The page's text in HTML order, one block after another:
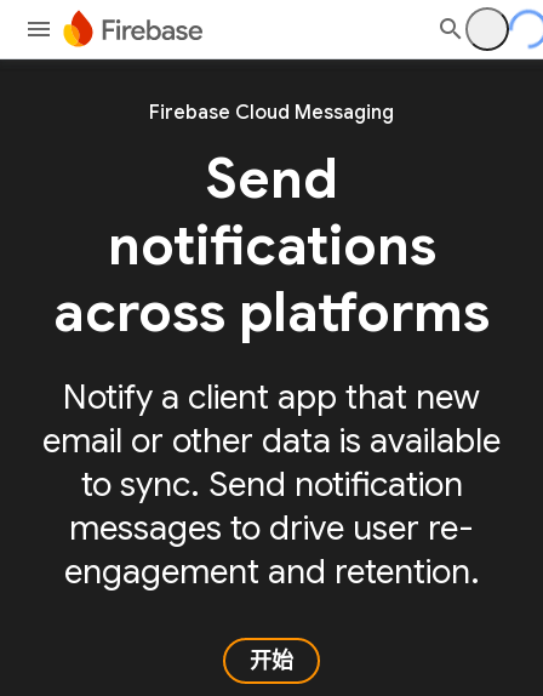
Firebase Cloud Messaging
Send
notifications
across platforms
Notify a client app that new
email or other data is available
to sync. Send notification
messages to drive user re-
engagement and retention.
开始